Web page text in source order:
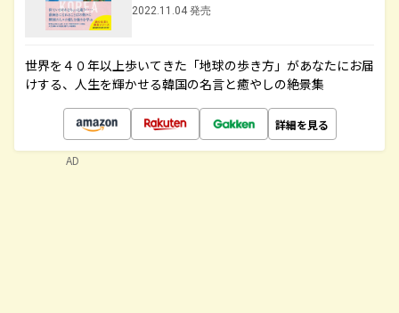
2022.11.04 発売
世界を４０年以上歩いてきた「地球の歩き方」があなたにお届
けする、人生を輝かせる韓国の名言と癒やしの絶景集
詳細を見る
AD